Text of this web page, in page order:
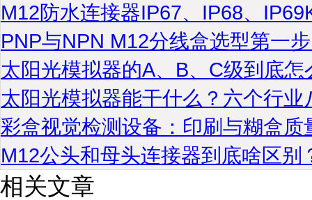
M12防水连接器IP67、IP68、
PNP与NPN M12分线盒选型第一
太阳光模拟器的A、B、C级到底怎
太阳光模拟器能干什么？六个行业
彩盒视觉检测设备：印刷与糊盒质
M12公头和母头连接器到底啥区别
相关文章